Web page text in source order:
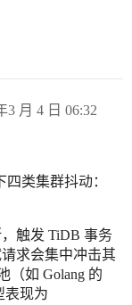
3 月 4 日 06:32
类集群抖动：
触发 TiDB 事务
求会集中冲击其
（如 Golang 的
表现为